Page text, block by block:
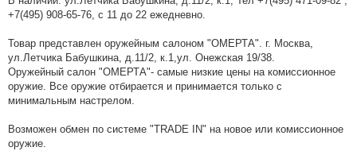
+7(495) 908-65-76, с 11 до 22 ежедневно.
Товар представлен оружейным салоном "ОМЕРТА". г. Москва,
ул.Летчика Бабушкина, д.11/2, к.1,ул. Онежская 19/38.
Оружейный салон "ОМЕРТА"- самые низкие цены на комиссионное
оружие. Все оружие отбирается и принимается только с
минимальным настрелом.
Возможен обмен по системе "TRADE IN" на новое или комиссионное
оружие.